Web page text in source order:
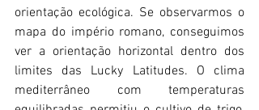
orientação ecológica. Se observarmos o
mapa do império romano, conseguimos
ver a orientação horizontal dentro dos
limites das Lucky Latitudes. O clima
mediterrâneo com temperaturas